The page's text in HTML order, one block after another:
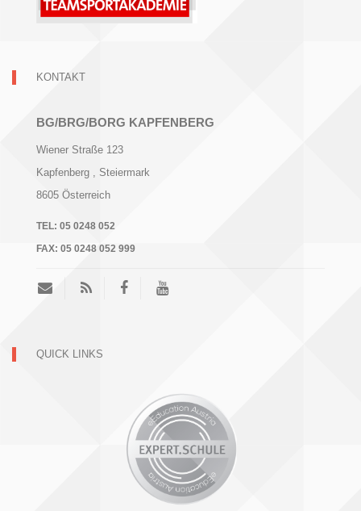
KONTAKT
BG/BRG/BORG KAPFENBERG
Wiener Straße 123
Kapfenberg , Steiermark
8605 Österreich
TEL: 05 0248 052
FAX: 05 0248 052 999
QUICK LINKS